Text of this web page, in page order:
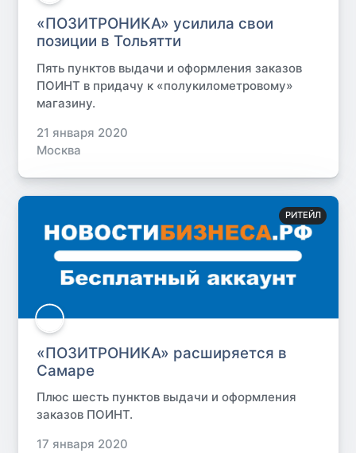
«ПОЗИТРОНИКА» усилила свои
позиции в Тольятти
Пять пунктов выдачи и оформления заказов
ПОИНТ в придачу к «полукилометровому»
магазину.
21 января 2020
Москва
РИТЕЙЛ
«ПОЗИТРОНИКА» расширяется в
Самаре
Плюс шесть пунктов выдачи и оформления
заказов ПОИНТ.
17 января 2020